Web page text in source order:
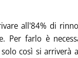
all'84% di
Per farlo è
così si arriverà